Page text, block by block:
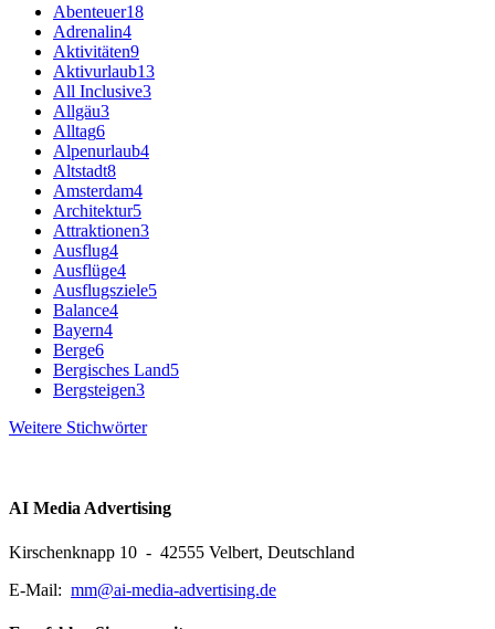
Abenteuer18
Adrenalin4
Aktivitäten9
Aktivurlaub13
All Inclusive3
Allgäu3
Alltag6
Alpenurlaub4
Altstadt8
Amsterdam4
Architektur5
Attraktionen3
Ausflug4
Ausflüge4
Ausflugsziele5
Balance4
Bayern4
Berge6
Bergisches Land5
Bergsteigen3
Weitere Stichwörter
AI Media Advertising
Kirschenknapp 10 - 42555 Velbert, Deutschland
E-Mail: mm@ai-media-advertising.de